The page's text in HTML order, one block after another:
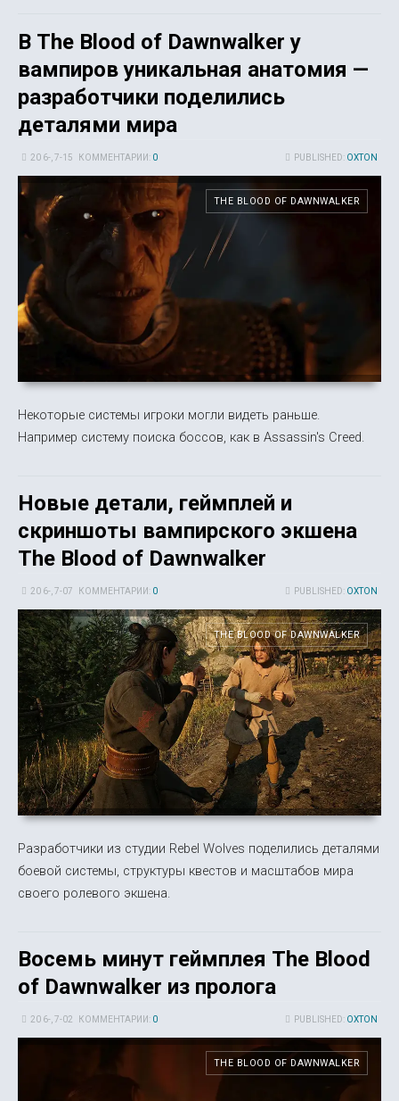
В The Blood of Dawnwalker у
вампиров уникальная анатомия —
разработчики поделились
деталями мира
PUBLISHED: OXTON
20 6-, 7-15 КОММЕНТАРИИ: 0
THE BLOOD OF DAWNWALKER
Некоторые системы игроки могли видеть раньше.
Например систему поиска боссов, как в Assassin's Creed.
Новые детали, геймплей и
скриншоты вампирского экшена
The Blood of Dawnwalker
PUBLISHED: OXTON
20 6-, 7-07 КОММЕНТАРИИ: 0
THE BLOOD OF DAWNWALKER
Разработчики из студии Rebel Wolves поделились деталями
боевой системы, структуры квестов и масштабов мира
своего ролевого экшена.
Восемь минут геймплея The Blood
of Dawnwalker из пролога
PUBLISHED: OXTON
20 6-, 7-02 КОММЕНТАРИИ: 0
THE BLOOD OF DAWNWALKER